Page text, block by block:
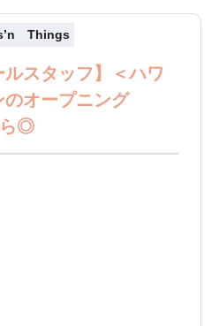
Things
ルスタッフ】＜ハワ
オープニング
ら◎